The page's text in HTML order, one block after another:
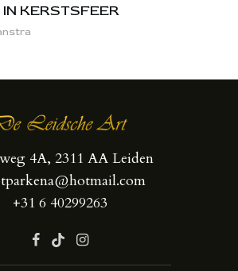
IN KERSTSFEER
4A, 2311 AA Leiden
+31 6 40299263